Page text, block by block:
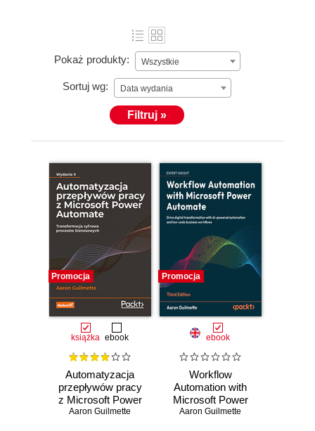
Pokaż produkty: Wszystkie
Sortuj wg: Data wydania
Filtruj »
Promocja
książka ebook
Automatyzacja
przepływów pracy
z Microsoft Power
Automate.
Aaron Guilmette
Promocja
ebook
Workflow
Automation with
Microsoft Power
Automate. Design
Aaron Guilmette